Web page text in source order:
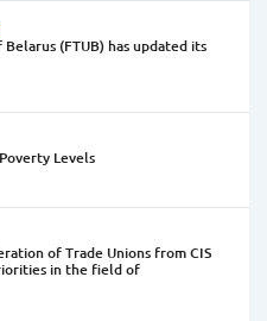
(FTUB) has updated its
Levels
of Trade Unions from CIS
in the field of